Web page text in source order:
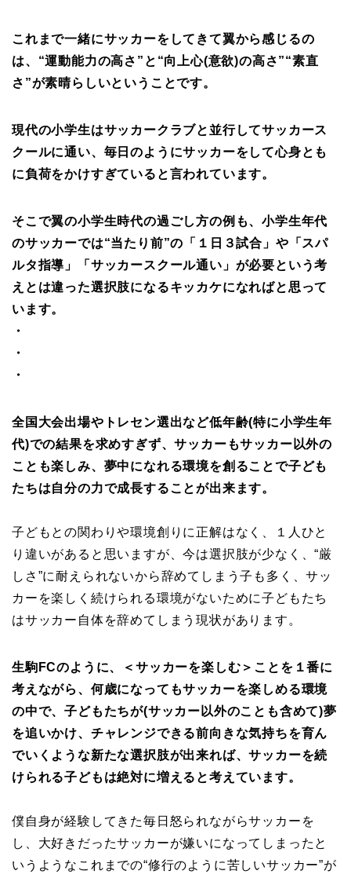
これまで一緒にサッカーをしてきて翼から感じるの
は、“運動能力の高さ”と“向上心(意欲)の高さ”“素直
さ”が素晴らしいということです。
現代の小学生はサッカークラブと並行してサッカース
クールに通い、毎日のようにサッカーをして心身とも
に負荷をかけすぎていると言われています。
そこで翼の小学生時代の過ごし方の例も、小学生年代
のサッカーでは“当たり前”の「１日３試合」や「スパ
ルタ指導」「サッカースクール通い」が必要という考
えとは違った選択肢になるキッカケになればと思って
います。
・
・
・
全国大会出場やトレセン選出など低年齢(特に小学生年
代)での結果を求めすぎず、サッカーもサッカー以外の
ことも楽しみ、夢中になれる環境を創ることで子ども
たちは自分の力で成長することが出来ます。
子どもとの関わりや環境創りに正解はなく、１人ひと
り違いがあると思いますが、今は選択肢が少なく、“厳
しさ”に耐えられないから辞めてしまう子も多く、サッ
カーを楽しく続けられる環境がないために子どもたち
はサッカー自体を辞めてしまう現状があります。
生駒FCのように、＜サッカーを楽しむ＞ことを１番に
考えながら、何歳になってもサッカーを楽しめる環境
の中で、子どもたちが(サッカー以外のことも含めて)夢
を追いかけ、チャレンジできる前向きな気持ちを育ん
でいくような新たな選択肢が出来れば、サッカーを続
けられる子どもは絶対に増えると考えています。
僕自身が経験してきた毎日怒られながらサッカーを
し、大好きだったサッカーが嫌いになってしまったと
いうようなこれまでの“修行のように苦しいサッカー”が